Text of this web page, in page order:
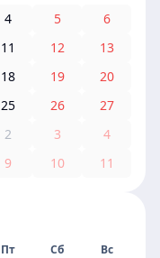
4 5
6
11 12
13
18 19
20
25 26
27
2 3
4
9 10 11
Пт Сб Вс